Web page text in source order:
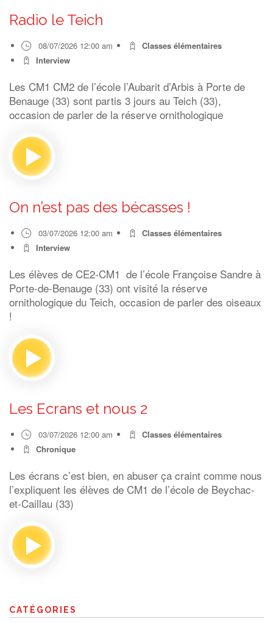
Radio le Teich
08/07/2026 12:00 am
Classes élémentaires
Interview
Les CM1 CM2 de l’école l’Aubarit d’Arbis à Porte de
Benauge (33) sont partis 3 jours au Teich (33),
occasion de parler de la réserve ornithologique
On n’est pas des bécasses !
03/07/2026 12:00 am
Classes élémentaires
Interview
Les élèves de CE2-CM1 de l’école Françoise Sandre à
Porte-de-Benauge (33) ont visité la réserve
ornithologique du Teich, occasion de parler des oiseaux
!
Les Ecrans et nous 2
03/07/2026 12:00 am
Classes élémentaires
Chronique
Les écrans c’est bien, en abuser ça craint comme nous
l’expliquent les élèves de CM1 de l’école de Beychac-
et-Caillau (33)
CATÉGORIES